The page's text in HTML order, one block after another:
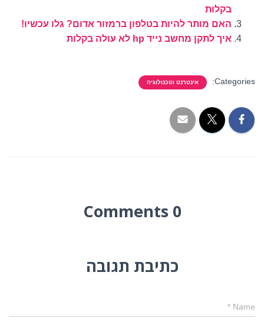
בקלות
האם מותר להיות בטלפון ברמזור אדום? גלו עכשיו!
איך לתקן מחשב נייד hp לא עולה בקלות
Categories: אינטרנט וטכנולוגיה
0 Comments
כתיבת תגובה
Name
*